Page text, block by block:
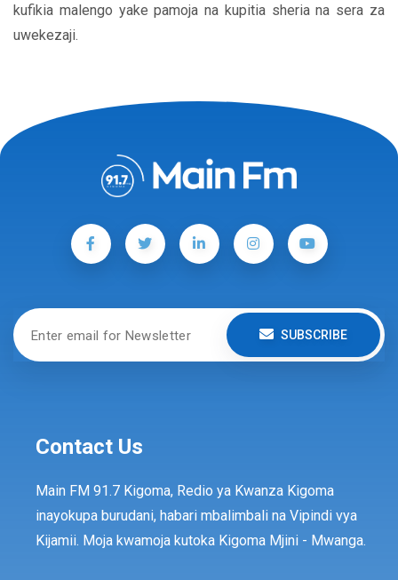
kufikia malengo yake pamoja na kupitia sheria na sera za
uwekezaji.
SUBSCRIBE
Contact Us
Main FM 91.7 Kigoma, Redio ya Kwanza Kigoma
inayokupa burudani, habari mbalimbali na Vipindi vya
Kijamii. Moja kwamoja kutoka Kigoma Mjini - Mwanga.